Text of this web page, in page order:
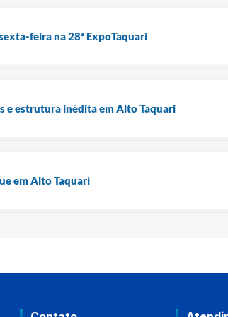
feira na 28ª ExpoTaquari
e estrutura inédita em Alto Taquari
em Alto Taquari